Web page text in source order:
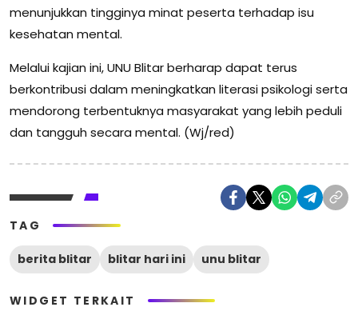
menunjukkan tingginya minat peserta terhadap isu
kesehatan mental.
Melalui kajian ini, UNU Blitar berharap dapat terus
berkontribusi dalam meningkatkan literasi psikologi serta
mendorong terbentuknya masyarakat yang lebih peduli
dan tangguh secara mental. (Wj/red)
TAG
berita blitar blitar hari ini unu blitar
WIDGET TERKAIT